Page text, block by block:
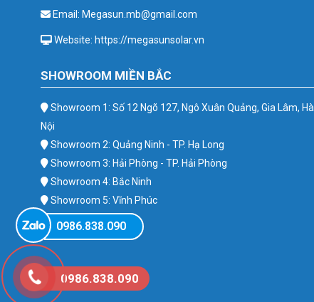
Email: Megasun.mb@gmail.com
Website: https://megasunsolar.vn
SHOWROOM MIỀN BẮC
Showroom 1: Số 12 Ngõ 127, Ngô Xuân Quảng, Gia Lâm, Hà
Nội
Showroom 2: Quảng Ninh - TP. Hạ Long
Showroom 3: Hải Phòng - TP. Hải Phòng
Showroom 4: Bắc Ninh
Showroom 5: Vĩnh Phúc
Showroom 6: Ba Vì
0986.838.090
0986.838.090